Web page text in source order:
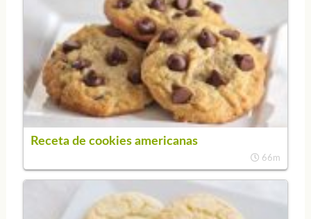
Receta de cookies americanas
66m